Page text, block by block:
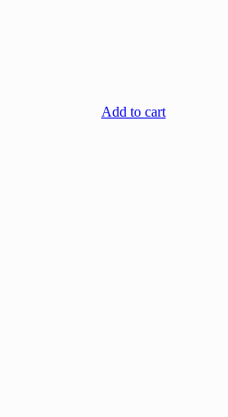
Add to cart